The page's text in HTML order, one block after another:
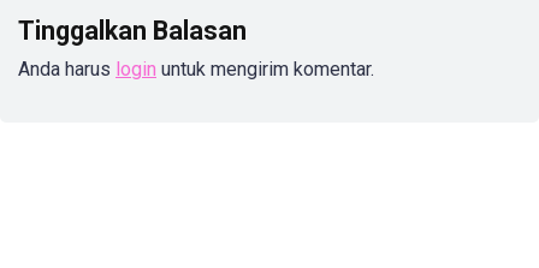
Tinggalkan Balasan
Anda harus login untuk mengirim komentar.